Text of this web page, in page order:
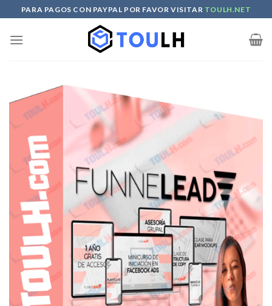
to
content
PARA PAGOS CON PAYPAL POR FAVOR VISITAR TOULH.NET